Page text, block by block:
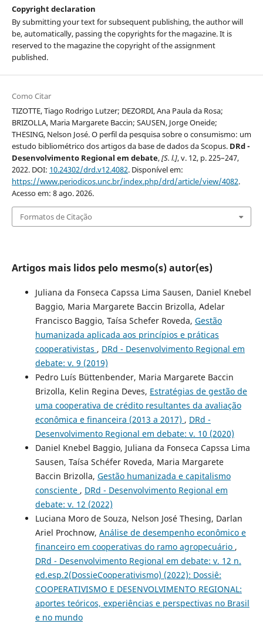
Copyright declaration
By submitting your text for subsequent publishing, the author will
be, automatically, passing the copyrights for the magazine. It is
reserved to the magazine the copyright of the assignment
published.
Como Citar
TIZOTTE, Tiago Rodrigo Lutzer; DEZORDI, Ana Paula da Rosa;
BRIZOLLA, Maria Margarete Baccin; SAUSEN, Jorge Oneide;
THESING, Nelson José. O perfil da pesquisa sobre o consumismo: um
estudo bibliométrico dos artigos da base de dados da Scopus. DRd -
Desenvolvimento Regional em debate,[S. l.], v. 12, p. 225–247,
2022. DOI: 10.24302/drd.v12.4082. Disponível em:
https://www.periodicos.unc.br/index.php/drd/article/view/4082.
Acesso em: 8 ago. 2026.
Formatos de Citação
Artigos mais lidos pelo mesmo(s) autor(es)
Juliana da Fonseca Capssa Lima Sausen, Daniel Knebel
Baggio, Maria Margarete Baccin Brizolla, Adelar
Francisco Baggio, Taísa Schefer Roveda, Gestão
humanizada aplicada aos princípios e práticas
cooperativistas , DRd - Desenvolvimento Regional em
debate: v. 9 (2019)
Pedro Luís Büttenbender, Maria Margarete Baccin
Brizolla, Kelin Regina Deves, Estratégias de gestão de
uma cooperativa de crédito resultantes da avaliação
econômica e financeira (2013 a 2017) , DRd -
Desenvolvimento Regional em debate: v. 10 (2020)
Daniel Knebel Baggio, Juliana da Fonseca Capssa Lima
Sausen, Taísa Schéfer Roveda, Maria Margarete
Baccin Brizolla, Gestão humanizada e capitalismo
consciente , DRd - Desenvolvimento Regional em
debate: v. 12 (2022)
Luciana Moro de Souza, Nelson José Thesing, Darlan
Ariel Prochnow, Análise de desempenho econômico e
financeiro em cooperativas do ramo agropecuário ,
DRd - Desenvolvimento Regional em debate: v. 12 n.
ed.esp.2(DossieCooperativismo) (2022): Dossiê:
COOPERATIVISMO E DESENVOLVIMENTO REGIONAL:
aportes teóricos, experiências e perspectivas no Brasil
e no mundo